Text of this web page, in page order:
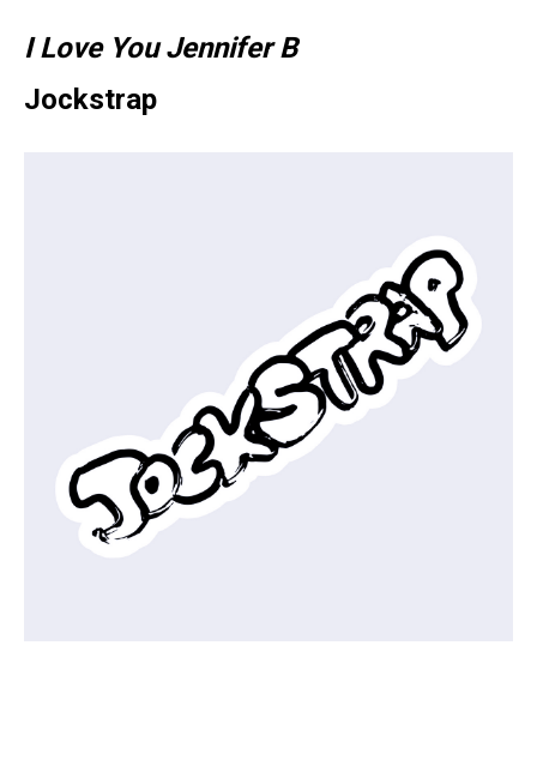
I Love You Jennifer B
Jockstrap